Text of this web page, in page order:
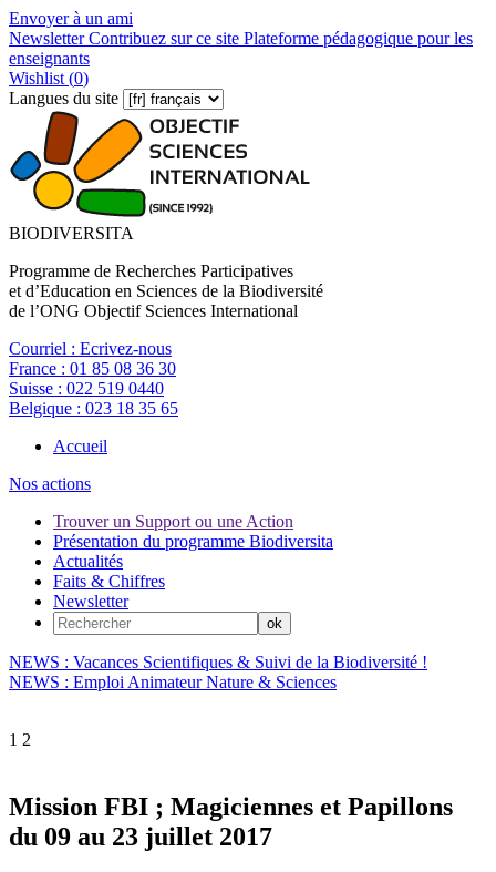
Envoyer à un ami
NewsletterContribuez sur ce site Plateforme pédagogique pour les
enseignants
Wishlist (0)
Langues du site
BIODIVERSITA
Programme de Recherches Participatives
et d’Education en Sciences de la Biodiversité
de l’ONG Objectif Sciences International
Courriel : Ecrivez-nous
France : 01 85 08 36 30
Suisse : 022 519 0440
Belgique : 023 18 35 65
Accueil
Nos actions
Trouver un Support ou une Action
Présentation du programme Biodiversita
Actualités
Faits & Chiffres
Newsletter
NEWS : Vacances Scientifiques & Suivi de la Biodiversité !
NEWS : Emploi Animateur Nature & Sciences
1 2
Mission FBI ; Magiciennes et Papillons
du 09 au 23 juillet 2017